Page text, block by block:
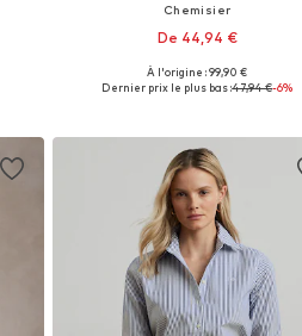
Chemisier
De 44,94 €
Tailles disponibles: XXS, S, M, L, XL
À l'origine : 99,90 €
Dernier prix le plus bas :47,94 €-6%